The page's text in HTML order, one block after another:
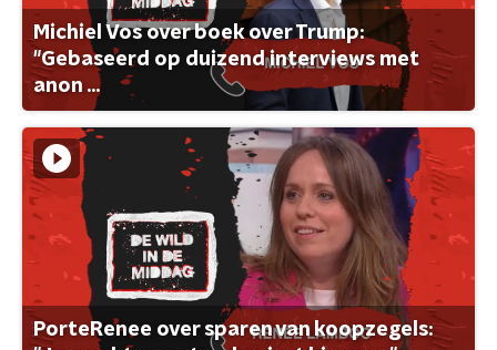
Michiel Vos over boek over Trump:
"Gebaseerd op duizend interviews met
anon ...
PorteRenee over sparen van koopzegels: